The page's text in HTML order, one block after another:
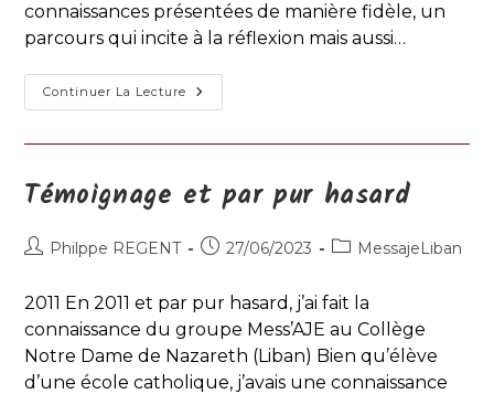
connaissances présentées de manière fidèle, un
parcours qui incite à la réflexion mais aussi…
Continuer La Lecture Témoignage
Jessica
Haidar
Témoignage et par pur hasard
Auteur/autrice
la
publication :
Philppe REGENT
Publication
27/06/2023
PostMessajeLiban
2011 En 2011 et par pur hasard, j’ai fait la
connaissance du groupe Mess’AJE au Collège
Notre Dame de Nazareth (Liban) Bien qu’élève
d’une école catholique, j’avais une connaissance